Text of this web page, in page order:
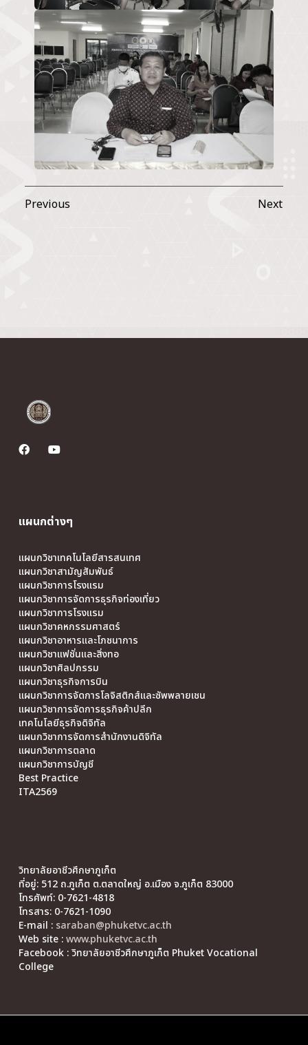
Previous Next
แผนกต่างๆ
แผนกวิชาเทคโนโลยีสารสนเทศ
แผนกวิชาสามัญสัมพันธ์
แผนกวิชาการโรงแรม
แผนกวิชาการจัดการธุรกิจท่องเที่ยว
แผนกวิชาการโรงแรม
แผนกวิชาคหกรรมศาสตร์
แผนกวิชาอาหารและโภชนาการ
แผนกวิชาแฟชั่นและสิ่งทอ
แผนกวิชาศิลปกรรม
แผนกวิชาธุรกิจการบิน
แผนกวิชาการจัดการโลจิสติกส์และซัพพลายเชน
แผนกวิชาการจัดการธุรกิจค้าปลีก
เทคโนโลยีธุรกิจดิจิทัล
แผนกวิชาการจัดการสำนักงานดิจิทัล
แผนกวิชาการตลาด
แผนกวิชาการบัญชี
Best Practice
ITA2569
วิทยาลัยอาชีวศึกษาภูเก็ต
ที่อยู่: 512 ถ.ภูเก็ต ต.ตลาดใหญ่ อ.เมือง จ.ภูเก็ต 83000
โทรศัพท์: 0-7621-4818
โทรสาร: 0-7621-1090
E-mail : saraban@phuketvc.ac.th
Web site :www.phuketvc.ac.th
Facebook : วิทยาลัยอาชีวศึกษาภูเก็ต Phuket Vocational
College